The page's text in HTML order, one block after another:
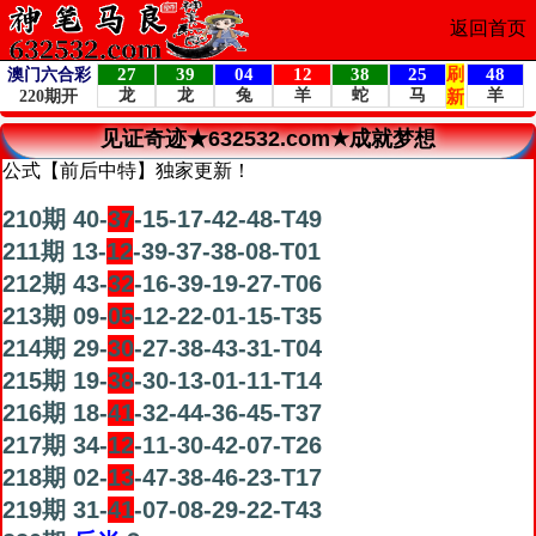
返回首页
见证奇迹★632532.com★成就梦想
公式【前后中特】独家更新！
210期 40-37-15-17-42-48-T49
211期 13-12-39-37-38-08-T01
212期 43-32-16-39-19-27-T06
213期 09-05-12-22-01-15-T35
214期 29-30-27-38-43-31-T04
215期 19-38-30-13-01-11-T14
216期 18-41-32-44-36-45-T37
217期 34-12-11-30-42-07-T26
218期 02-13-47-38-46-23-T17
219期 31-41-07-08-29-22-T43